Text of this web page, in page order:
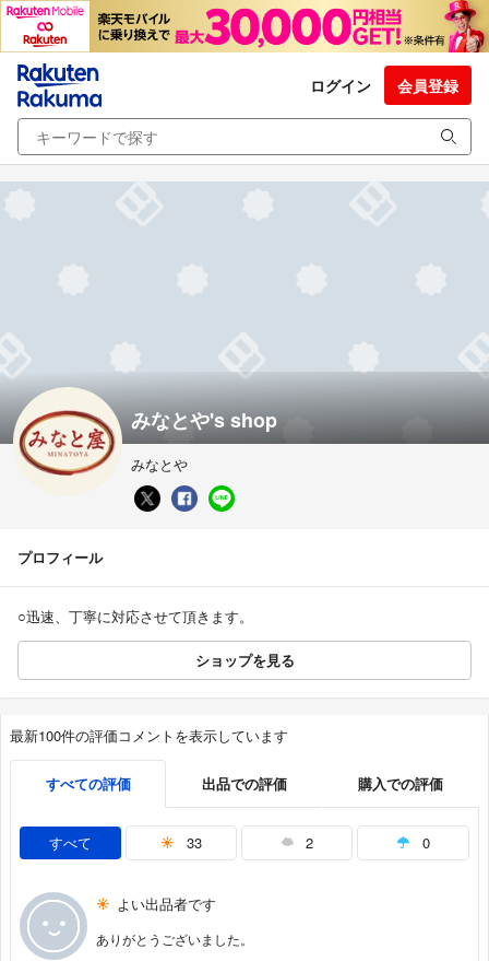
ログイン 会員登録
みなとや's shop
みなとや
プロフィール
○迅速、丁寧に対応させて頂きます。
ショップを見る
最新100件の評価コメントを表示しています
すべての評価 出品での評価 購入での評価
すべて 33 2 0
よい出品者です
ありがとうございました。